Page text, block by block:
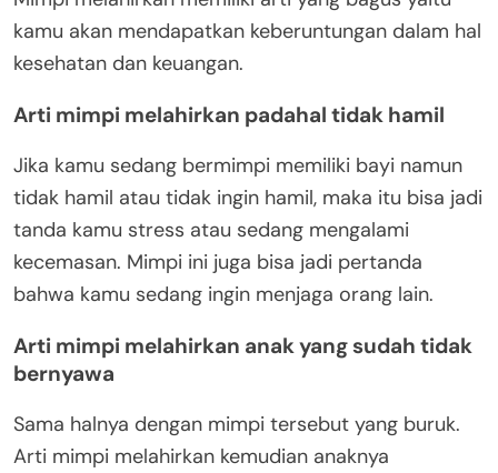
kamu akan mendapatkan keberuntungan dalam hal
kesehatan dan keuangan.
Arti mimpi melahirkan padahal tidak hamil
Jika kamu sedang bermimpi memiliki bayi namun
tidak hamil atau tidak ingin hamil, maka itu bisa jadi
tanda kamu stress atau sedang mengalami
kecemasan. Mimpi ini juga bisa jadi pertanda
bahwa kamu sedang ingin menjaga orang lain.
Arti mimpi melahirkan anak yang sudah tidak
bernyawa
Sama halnya dengan mimpi tersebut yang buruk.
Arti mimpi melahirkan kemudian anaknya